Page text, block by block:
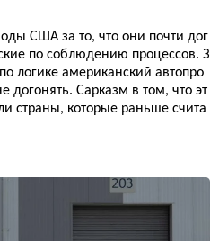
США за то, что они почти дог
по соблюдению процессов. З
логике американский автопро
Сарказм в том, что эт
страны, которые раньше счита